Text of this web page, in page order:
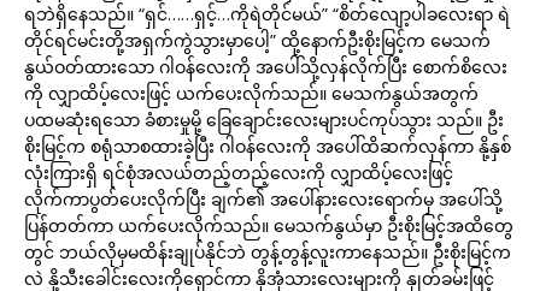
ရဘဲရှိနေသည်။ “ရှင်……ရှင့်…ကိုရဲတိုင်မယ်” “စိတ်လျော့ပါခလေးရာ ရဲ
တိုင်ရင်မင်းတို့အရှက်ကွဲသွားမှာပေါ့” ထို့နောက်ဦးစိုးမြင့်က မေသက်
နွယ်ဝတ်ထားသော ဂါဝန်လေးကို အပေါ်သို့လှန်လိုက်ပြီး စောက်စိလေး
ကို လျှာထိပ့်လေးဖြင့် ယက်ပေးလိုက်သည်။ မေသက်နွယ်အတွက်
ပထမဆုံးရသော ခံစားမှုမို့ ခြေချောင်းလေးများပင်ကုပ်သွား သည်။ ဦး
စိုးမြင့်က စရုံသာစထားခဲ့ပြီး ဂါဝန်လေးကို အပေါ်ထိဆက်လှန်ကာ နို့နှစ်
လုံးကြားရှိ ရင်စုံအလယ်တည့်တည့်လေးကို လျှာထိပ့်လေးဖြင့်
လိုက်ကာပွတ်ပေးလိုက်ပြီး ချက်၏ အပေါ်နားလေးရောက်မှ အပေါ်သို့
ပြန်တတ်ကာ ယက်ပေးလိုက်သည်။ မေသက်နွယ်မှာ ဦးစိုးမြင့်အထိတွေ
တွင် ဘယ်လိုမှမထိန်းချုပ်နိုင်ဘဲ တွန့်တွန့်လူးကာနေသည်။ ဦးစိုးမြင့်က
လဲ နို့သီးခေါင်းလေးကိုရှောင်ကာ နိုအုံသားလေးများကို နှုတ်ခမ်းဖြင့်